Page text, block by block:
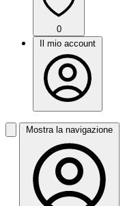
0
Il mio account
Mostra la navigazione